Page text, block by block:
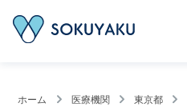
ホーム 医療機関 東京都